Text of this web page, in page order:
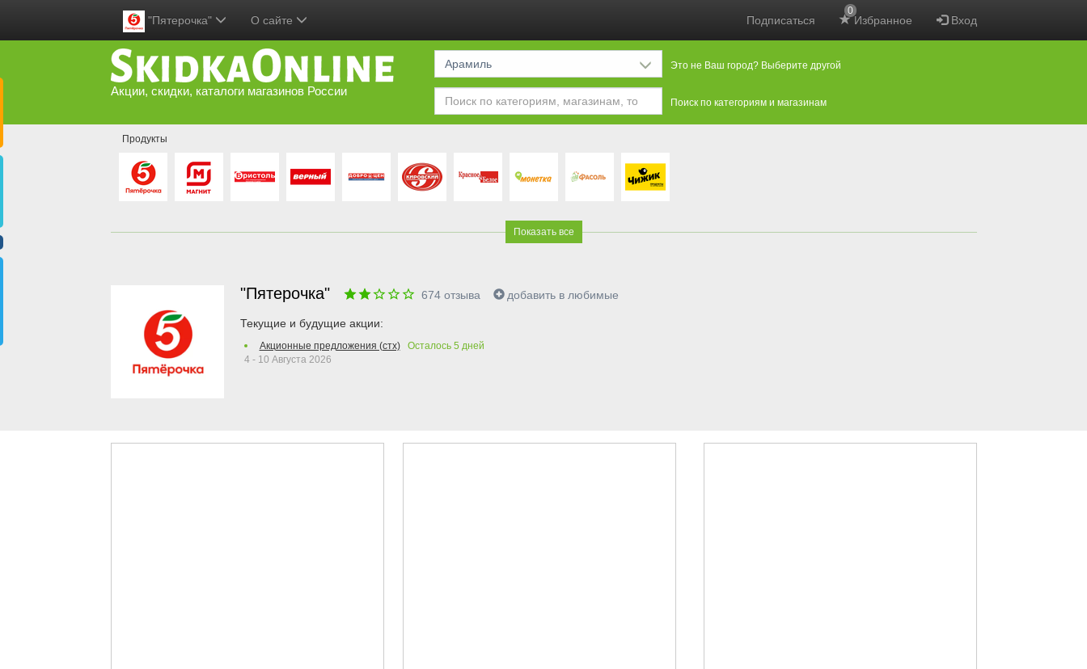
Подписаться Избранное
0
Вход
"Пятерочка" О сайте
Акции, скидки, каталоги магазинов России
Арамиль Это не Ваш город? Выберите другой
Поиск по категориям и магазинам
Продукты
Показать все
"Пятерочка" 674отзыва добавить в любимые
Текущие и будущие акции:
Акционные предложения (стх) Осталось 5 дней
4 - 10 Августа 2026